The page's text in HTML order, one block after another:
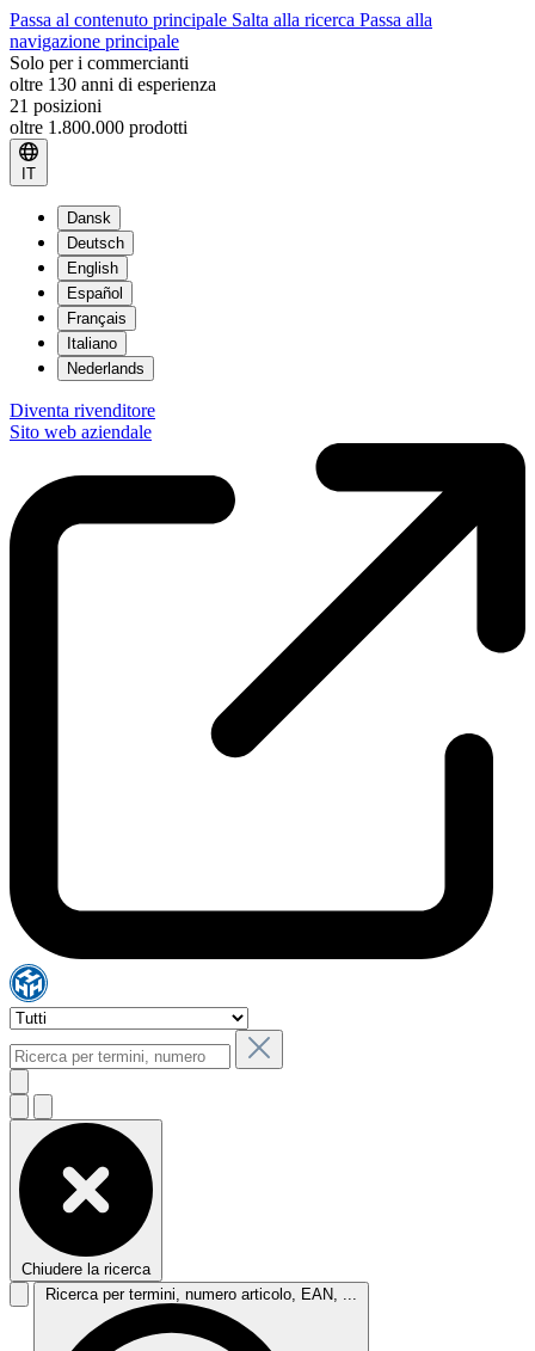
Passa al contenuto principale Salta alla ricerca Passa alla
navigazione principale
Solo per i commercianti
oltre 130 anni di esperienza
21 posizioni
oltre 1.800.000 prodotti
IT
Dansk
Deutsch
English
Español
Français
Italiano
Nederlands
Diventa rivenditore
Sito web aziendale
Chiudere la ricerca
Ricerca per termini, numero articolo, EAN, ...